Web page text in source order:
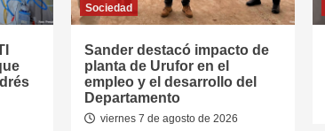
Sociedad
Sander destacó impacto de
planta de Urufor en el
empleo y el desarrollo del
Departamento
viernes 7 de agosto de 2026